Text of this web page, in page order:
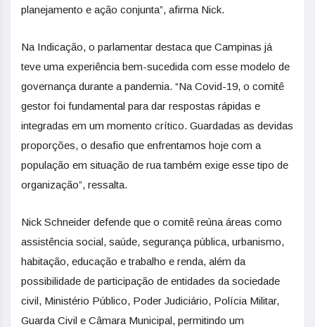
planejamento e ação conjunta”, afirma Nick.
Na Indicação, o parlamentar destaca que Campinas já
teve uma experiência bem-sucedida com esse modelo de
governança durante a pandemia. “Na Covid-19, o comitê
gestor foi fundamental para dar respostas rápidas e
integradas em um momento crítico. Guardadas as devidas
proporções, o desafio que enfrentamos hoje com a
população em situação de rua também exige esse tipo de
organização”, ressalta.
Nick Schneider defende que o comitê reúna áreas como
assistência social, saúde, segurança pública, urbanismo,
habitação, educação e trabalho e renda, além da
possibilidade de participação de entidades da sociedade
civil, Ministério Público, Poder Judiciário, Polícia Militar,
Guarda Civil e Câmara Municipal, permitindo um